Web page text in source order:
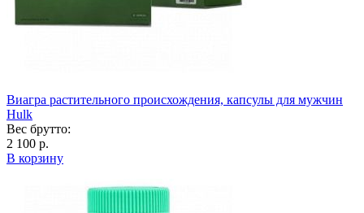
Виагра растительного происхождения, капсулы для мужчин
Hulk
Вес брутто:
2 100 р.
В корзину